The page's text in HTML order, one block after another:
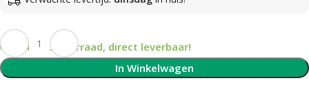
Op voorraad, direct leverbaar!
In Winkelwagen